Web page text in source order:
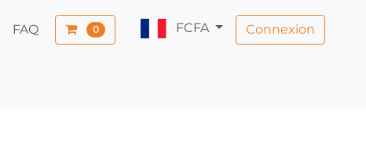
FAQ 0 FCFA Connexion